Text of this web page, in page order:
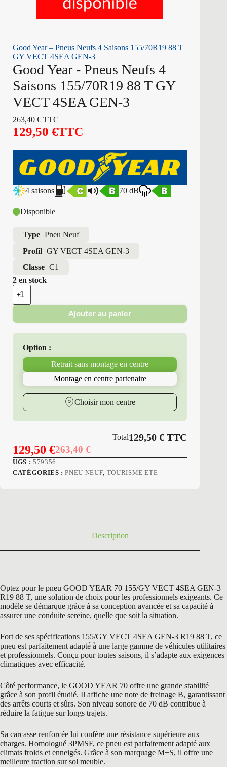
Good Year – Pneus Neufs 4 Saisons 155/70R19 88 T
GY VECT 4SEA GEN-3
Good Year - Pneus Neufs 4
Saisons 155/70R19 88 T GY
VECT 4SEA GEN-3
263,40€TTC
129,50 €TTC
4 saisons 70 dB
Disponible
Type Pneu Neuf
Profil GY VECT 4SEA GEN-3
Classe C1
2 en stock
quantité
de
Good
-
Pneus
Saisons
4SEA
GEN-
Ajouter au panier
Option :
Retrait sans montage en centre
Montage en centre partenaire
Choisir mon centre
Total129,50€ TTC
263,40€
Le
prix
129,50 €
Le
prix
UGS : 579356
CATÉGORIES :PNEU NEUF, TOURISME ETE
Description
Optez pour le pneu GOOD YEAR 70 155/GY VECT 4SEA GEN-3
R19 88 T, une solution de choix pour les professionnels exigeants. Ce
modèle se démarque grâce à sa conception avancée et sa capacité à
assurer une conduite sereine, quelle que soit la situation.
Fort de ses spécifications 155/GY VECT 4SEA GEN-3 R19 88 T, ce
pneu est parfaitement adapté à une large gamme de véhicules utilitaires
et professionnels. Conçu pour toutes saisons, il s’adapte aux exigences
climatiques avec efficacité.
Côté performance, le GOOD YEAR 70 offre une grande stabilité
grâce à son profil étudié. Il affiche une note de freinage B, garantissant
des arrêts courts et sûrs. Son niveau sonore de 70 dB contribue à
réduire la fatigue sur longs trajets.
Sa carcasse renforcée lui confère une résistance supérieure aux
charges. Homologué 3PMSF, ce pneu est parfaitement adapté aux
climats froids et enneigés. Grâce à son marquage M+S, il offre une
meilleure traction sur sol meuble.